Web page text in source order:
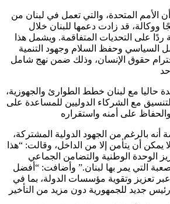
الأمم المتحدة، والتي تعمل في لبنان من
ووكالة، قد زادت دعمها للبنان خلال
ردًا على التحديات المتفاقمة. ويشمل هذا
السياسي وحفظ السلام وجهود التنمية
حقوق الإنسان، وذلك ضمن نهج شامل
حاليا مع لبنان خطط الطوارئ والجهوزية،
مع الشركاء الدوليين للمساعدة على
بالرغم من الجهود الدولية المشتركة،
يمكن أن يتأمن إلا من الداخل، وقالت: “هذا
الوحدة الوطنية والتضامن الجماعي
التي يمر بها لبنان.” وأضافت: “أفضل
تعزيز وتقوية مؤسسات الدولة، بما في